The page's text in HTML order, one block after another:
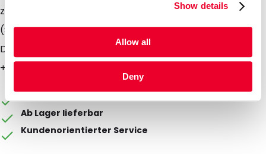
Show details
Allow all
Deny
zusammen mit den dafür entwickelten Isoliertaschen
(Silverbags) oder Blueline- Boxen verwendet werden.
Die Temperaturbereiche sind -30, -21, -18, +4, +22 und
+37 °C.
Die Verpackung kann individuell gestaltet werden
Ab Lager lieferbar
Kundenorientierter Service